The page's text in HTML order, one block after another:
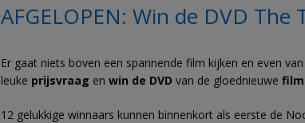
AFGELOPEN: Win de DVD The
Er gaat niets boven een spannende film kijken en even
leuke prijsvraag en win de DVD van de gloednieuwe film
12 gelukkige winnaars kunnen binnenkort als eerste de